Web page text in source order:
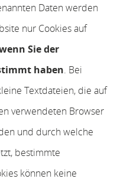
Daten werden
nur Cookies auf
Sie der
haben. Bei
Textdateien, die auf
verwendeten Browser
und durch welche
bestimmte
können keine